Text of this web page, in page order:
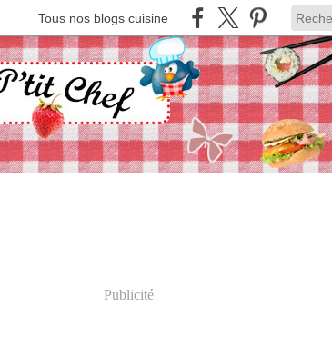
Tous nos blogs cuisine
Publicité